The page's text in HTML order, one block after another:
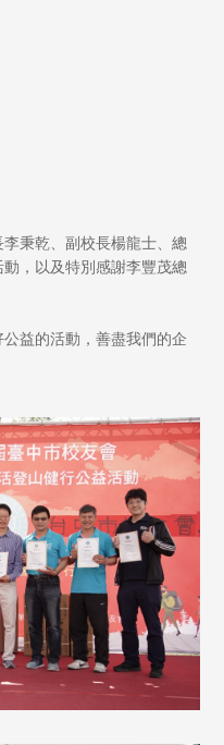
秉乾、副校長楊龍士、總
，以及特別感謝李豐茂總
益的活動，善盡我們的企